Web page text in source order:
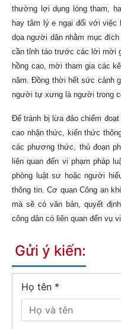
thường lợi dụng lòng tham,
hay tâm lý e ngại đối với việc
dọa người dân nhằm mục
cần tỉnh táo trước các lời mời
hồng cao, mời tham gia các
năm. Đồng thời hết sức cảnh
người tự xưng là người trong
Để tránh bị lừa đảo chiếm
cao nhận thức, kiến thức
các phương thức, thủ đoạn
liên quan đến vi phạm pháp
phòng luật sư hoặc người
thông tin. Cơ quan Công an
mà sẽ có văn bản, quyết
công dân có liên quan đến vụ
Gửi ý kiến:
Họ tên *